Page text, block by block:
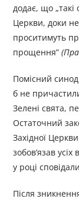
додає, що „такі
Церкви, доки не
проситимуть
прощення”
Помісний
б не
Зелені свята,
Остаточний
Західної
зобов’язав
у році
Після